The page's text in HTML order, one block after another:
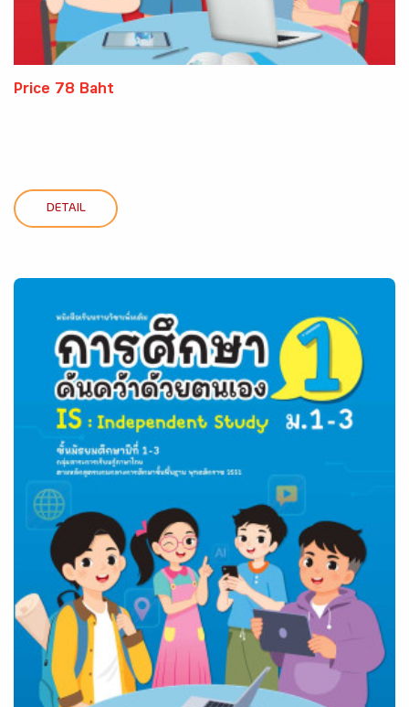
Price 78 Baht
DETAIL